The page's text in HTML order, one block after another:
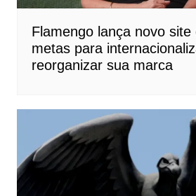
Flamengo lança novo site
metas para
reorganizar sua marca